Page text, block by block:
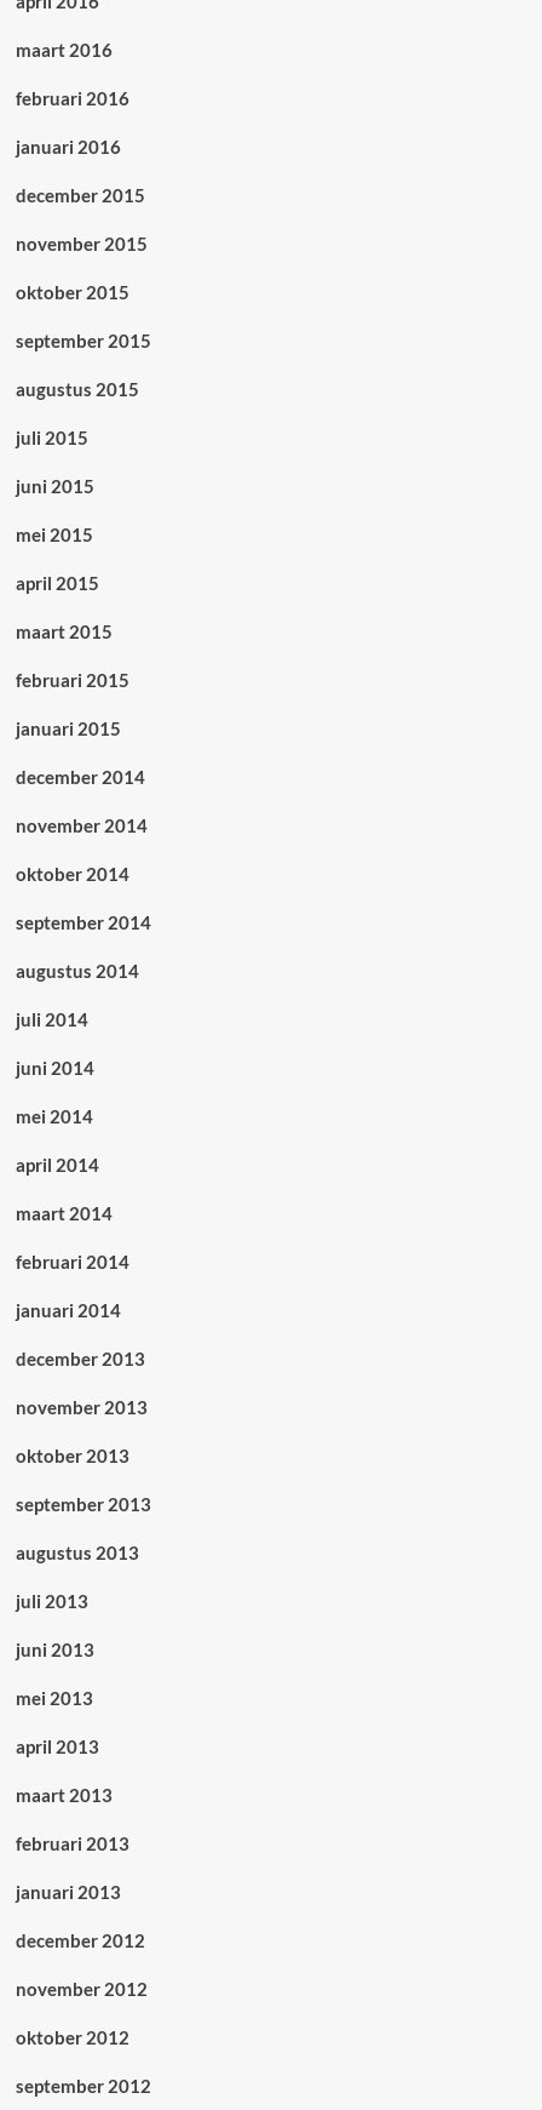
maart 2016
februari 2016
januari 2016
december 2015
november 2015
oktober 2015
september 2015
augustus 2015
juli 2015
juni 2015
mei 2015
april 2015
maart 2015
februari 2015
januari 2015
december 2014
november 2014
oktober 2014
september 2014
augustus 2014
juli 2014
juni 2014
mei 2014
april 2014
maart 2014
februari 2014
januari 2014
december 2013
november 2013
oktober 2013
september 2013
augustus 2013
juli 2013
juni 2013
mei 2013
april 2013
maart 2013
februari 2013
januari 2013
december 2012
november 2012
oktober 2012
september 2012